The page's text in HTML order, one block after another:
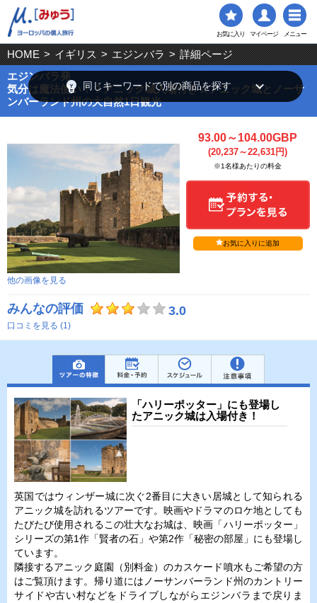
お気に入り マイページ メニュー
HOME > イギリス > エジンバラ > 詳細ページ
エジンバラ発
気分は魔法使い！？アニック城入場付き☆アニック城とノーサ
ンバーランド州の大自然1日観光
他の画像を見る
93.00～104.00GBP
(20,237～22,631円)
※1名様あたりの料金
お気に入りに追加
みんなの評価 3.0
口コミを見る (1)
「ハリーポッター」にも登場し
たアニック城は入場付き！
英国ではウィンザー城に次ぐ2番目に大きい居城として知られる
アニック城を訪れるツアーです。映画やドラマのロケ地としても
たびたび使用されるこの壮大なお城は、映画「ハリーポッター」
シリーズの第1作「賢者の石」や第2作「秘密の部屋」にも登場し
ています。
隣接するアニック庭園（別料金）のカスケード噴水もご希望の方
はご覧頂けます。帰り道にはノーサンバーランド州のカントリー
サイドや古い村などをドライブしながらエジンバラまで戻りま
emoji_objects同じキーワードで別の商品を探すkeyboard_arrow_down